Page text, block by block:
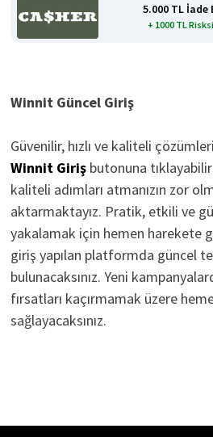
5.000 TL İade
+ 1000 TL
Winnit Güncel Giriş
Güvenilir, hızlı ve kaliteli
Winnit Girişbutonuna
kaliteli adımları atmanızın zor
aktarmaktayız. Pratik, etkili ve
yakalamak için hemen harekete
giriş yapılan platformda güncel
bulunacaksınız. Yeni
fırsatları kaçırmamak üzere
sağlayacaksınız.